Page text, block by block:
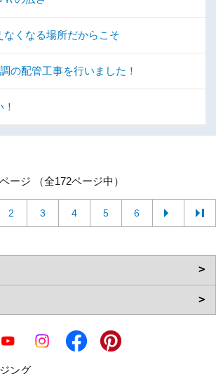
なくなる場所だからこそ
の配管工事を行いました！
ージ （全172ページ中）
2 3 4 5 6
ング